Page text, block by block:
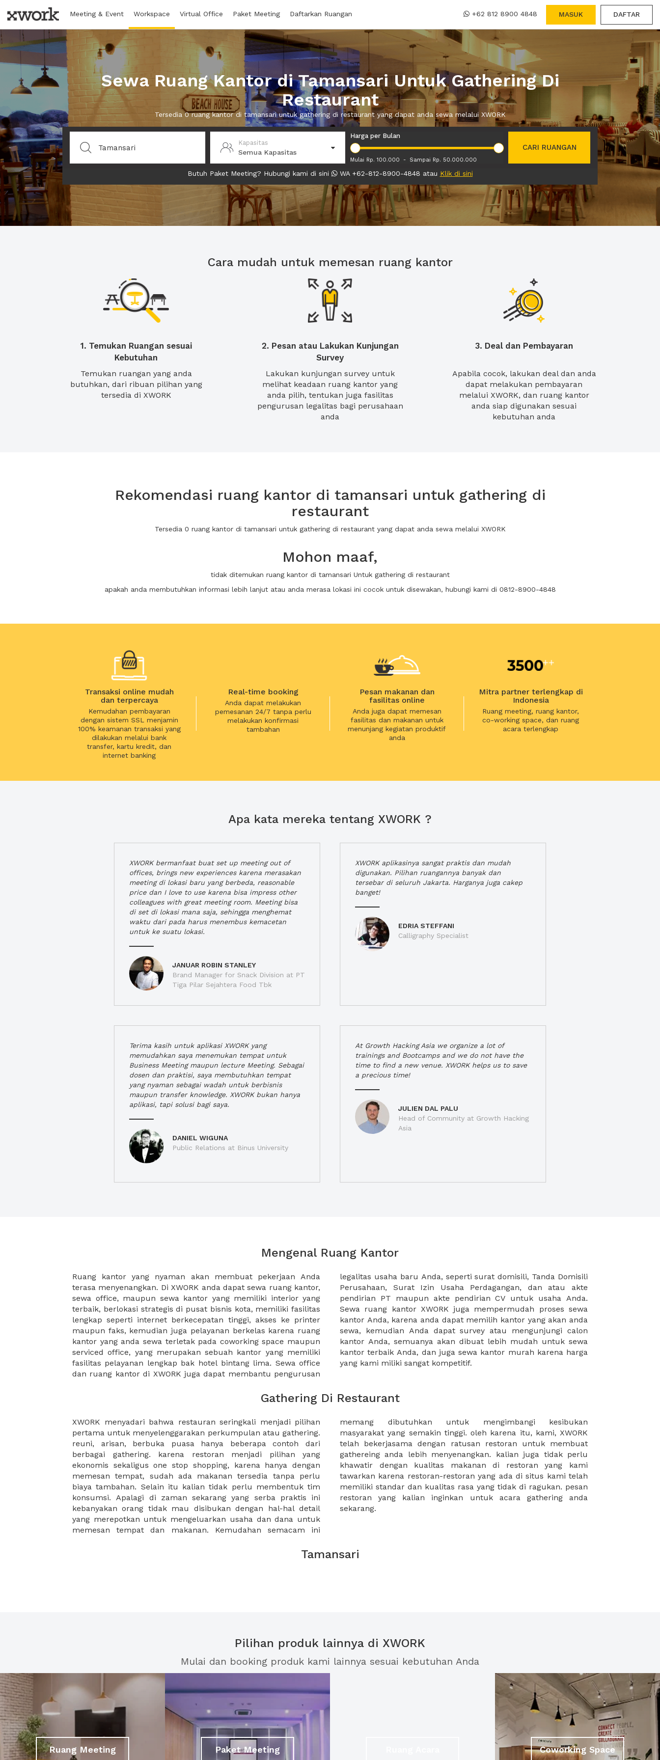
Meeting & Event Workspace Virtual Office Paket Meeting Daftarkan Ruangan +62 812 8900 4848 MASUK DAFTAR
Sewa Ruang Kantor di Tamansari Untuk Gathering Di
Restaurant
Tersedia 0 ruang kantor di tamansari untuk gathering di restaurant yang dapat anda sewa melalui XWORK
Kapasitas
Semua Kapasitas
Harga per Bulan
Mulai Rp. 100.000 - Sampai Rp. 50.000.000
CARI RUANGAN
Butuh Paket Meeting? Hubungi kami di sini WA +62-812-8900-4848 atau Klik di sini
Cara mudah untuk memesan ruang kantor
1. Temukan Ruangan sesuai
Kebutuhan
Temukan ruangan yang anda
butuhkan, dari ribuan pilihan yang
tersedia di XWORK
2. Pesan atau Lakukan Kunjungan
Survey
Lakukan kunjungan survey untuk
melihat keadaan ruang kantor yang
anda pilih, tentukan juga fasilitas
pengurusan legalitas bagi perusahaan
anda
3. Deal dan Pembayaran
Apabila cocok, lakukan deal dan anda
dapat melakukan pembayaran
melalui XWORK, dan ruang kantor
anda siap digunakan sesuai
kebutuhan anda
Rekomendasi ruang kantor di tamansari untuk gathering di
restaurant
Tersedia 0 ruang kantor di tamansari untuk gathering di restaurant yang dapat anda sewa melalui XWORK
Mohon maaf,
tidak ditemukan ruang kantor di tamansari Untuk gathering di restaurant
apakah anda membutuhkan informasi lebih lanjut atau anda merasa lokasi ini cocok untuk disewakan, hubungi kami di 0812-8900-4848
Transaksi online mudah
dan terpercaya
Kemudahan pembayaran
dengan sistem SSL menjamin
100% keamanan transaksi yang
dilakukan melalui bank
transfer, kartu kredit, dan
internet banking
Real-time booking
Anda dapat melakukan
pemesanan 24/7 tanpa perlu
melakukan konfirmasi
tambahan
Pesan makanan dan
fasilitas online
Anda juga dapat memesan
fasilitas dan makanan untuk
menunjang kegiatan produktif
anda
Mitra partner terlengkap di
Indonesia
Ruang meeting, ruang kantor,
co-working space, dan ruang
acara terlengkap
Apa kata mereka tentang XWORK ?
XWORK bermanfaat buat set up meeting out of
offices, brings new experiences karena merasakan
meeting di lokasi baru yang berbeda, reasonable
price dan I love to use karena bisa impress other
colleagues with great meeting room. Meeting bisa
di set di lokasi mana saja, sehingga menghemat
waktu dari pada harus menembus kemacetan
untuk ke suatu lokasi.
JANUAR ROBIN STANLEY
Brand Manager for Snack Division at PT
Tiga Pilar Sejahtera Food Tbk
XWORK aplikasinya sangat praktis dan mudah
digunakan. Pilihan ruangannya banyak dan
tersebar di seluruh Jakarta. Harganya juga cakep
banget!
EDRIA STEFFANI
Calligraphy Specialist
Terima kasih untuk aplikasi XWORK yang
memudahkan saya menemukan tempat untuk
Business Meeting maupun lecture Meeting. Sebagai
dosen dan praktisi, saya membutuhkan tempat
yang nyaman sebagai wadah untuk berbisnis
maupun transfer knowledge. XWORK bukan hanya
aplikasi, tapi solusi bagi saya.
DANIEL WIGUNA
Public Relations at Binus University
At Growth Hacking Asia we organize a lot of
trainings and Bootcamps and we do not have the
time to find a new venue. XWORK helps us to save
a precious time!
JULIEN DAL PALU
Head of Community at Growth Hacking
Asia
Mengenal Ruang Kantor
Ruang kantor yang nyaman akan membuat pekerjaan Anda
terasa menyenangkan. Di XWORK anda dapat sewa ruang kantor,
sewa office, maupun sewa kantor yang memiliki interior yang
terbaik, berlokasi strategis di pusat bisnis kota, memiliki fasilitas
lengkap seperti internet berkecepatan tinggi, akses ke printer
maupun faks, kemudian juga pelayanan berkelas karena ruang
kantor yang anda sewa terletak pada coworking space maupun
serviced office, yang merupakan sebuah kantor yang memiliki
fasilitas pelayanan lengkap bak hotel bintang lima. Sewa office
dan ruang kantor di XWORK juga dapat membantu pengurusan
legalitas usaha baru Anda, seperti surat domisili, Tanda Domisili
Perusahaan, Surat Izin Usaha Perdagangan, dan atau akte
pendirian PT maupun akte pendirian CV untuk usaha Anda.
Sewa ruang kantor XWORK juga mempermudah proses sewa
kantor Anda, karena anda dapat memilih kantor yang akan anda
sewa, kemudian Anda dapat survey atau mengunjungi calon
kantor Anda, semuanya akan dibuat lebih mudah untuk sewa
kantor terbaik Anda, dan juga sewa kantor murah karena harga
yang kami miliki sangat kompetitif.
Gathering Di Restaurant
XWORK menyadari bahwa restauran seringkali menjadi pilihan
pertama untuk menyelenggarakan perkumpulan atau gathering.
reuni, arisan, berbuka puasa hanya beberapa contoh dari
berbagai gathering. karena restoran menjadi pilihan yang
ekonomis sekaligus one stop shopping, karena hanya dengan
memesan tempat, sudah ada makanan tersedia tanpa perlu
biaya tambahan. Selain itu kalian tidak perlu membentuk tim
konsumsi. Apalagi di zaman sekarang yang serba praktis ini
kebanyakan orang tidak mau disibukan dengan hal-hal detail
yang merepotkan untuk mengeluarkan usaha dan dana untuk
memesan tempat dan makanan. Kemudahan semacam ini
memang dibutuhkan untuk mengimbangi kesibukan
masyarakat yang semakin tinggi. oleh karena itu, kami, XWORK
telah bekerjasama dengan ratusan restoran untuk membuat
gathereing anda lebih menyenangkan. kalian juga tidak perlu
khawatir dengan kualitas makanan di restoran yang kami
tawarkan karena restoran-restoran yang ada di situs kami telah
memiliki standar dan kualitas rasa yang tidak di ragukan. pesan
restoran yang kalian inginkan untuk acara gathering anda
sekarang.
Tamansari
Pilihan produk lainnya di XWORK
Mulai dan booking produk kami lainnya sesuai kebutuhan Anda
Ruang Meeting Paket Meeting Coworking Space